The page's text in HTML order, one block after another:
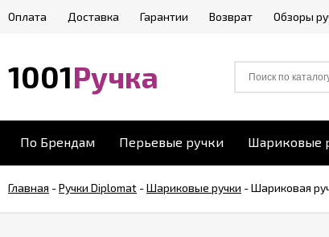
Оплата Доставка Гарантии Возврат Обзоры
1001Ручка
По Брендам Перьевые ручки Шариковые
Главная -Ручки Diplomat -Шариковые ручки -Шариковая